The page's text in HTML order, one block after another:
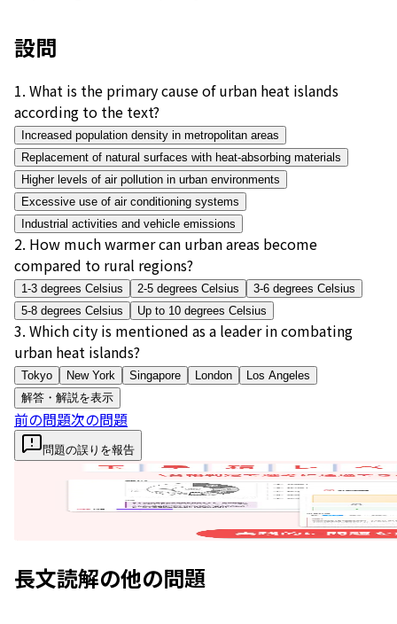
設問
1. What is the primary cause of urban heat islands
according to the text?
Increased population density in metropolitan areas
Replacement of natural surfaces with heat-absorbing materials
Higher levels of air pollution in urban environments
Excessive use of air conditioning systems
Industrial activities and vehicle emissions
2. How much warmer can urban areas become
compared to rural regions?
1-3 degrees Celsius 2-5 degrees Celsius
3-6 degrees Celsius
5-8 degrees Celsius
Up to 10 degrees Celsius
3. Which city is mentioned as a leader in combating
urban heat islands?
Tokyo New York Singapore London
Los Angeles
解答・解説を表示
前の問題次の問題
問題の誤りを報告
長文読解の他の問題